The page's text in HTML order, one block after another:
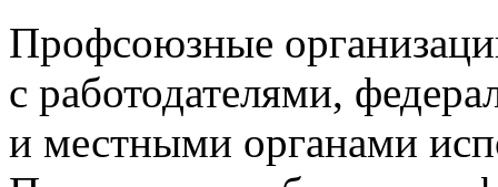
Профсоюзные
с работодателями,
и местными органами